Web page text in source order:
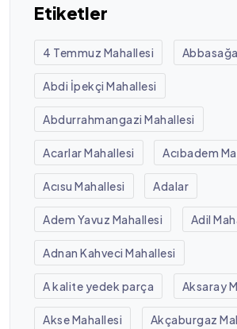
Etiketler
4 Temmuz Mahallesi
Abdi İpekçi Mahallesi
Abdurrahmangazi Mahallesi
Acarlar Mahallesi Acıbadem
Acısu Mahallesi Adalar
Adem Yavuz Mahallesi Adil
Adnan Kahveci Mahallesi
A kalite yedek parça Aksaray
Akse Mahallesi Akçaburgaz